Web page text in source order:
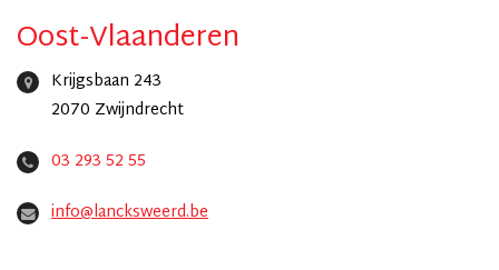
Oost-Vlaanderen
Krijgsbaan 243
2070 Zwijndrecht
03 293 52 55
info@lancksweerd.be